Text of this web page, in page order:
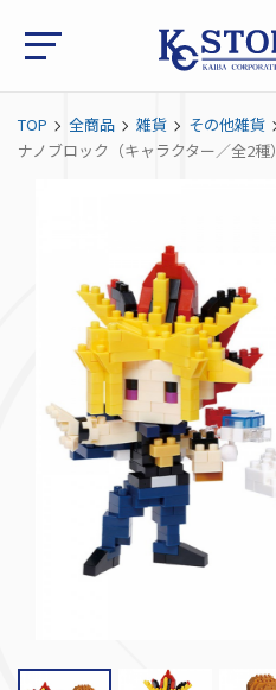
TOP 全商品 雑貨
その他雑貨
ナノブロック（キャラクター／全2種）